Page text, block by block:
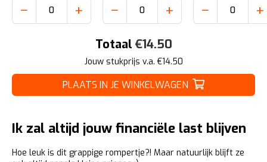
− + − + − +
Totaal €14.50
Jouw stukprijs v.a. €14.50
PLAATS IN JE WINKELWAGEN
Ik zal altijd jouw financiële last blijven
Hoe leuk is dit grappige rompertje?! Maar natuurlijk blijft ze